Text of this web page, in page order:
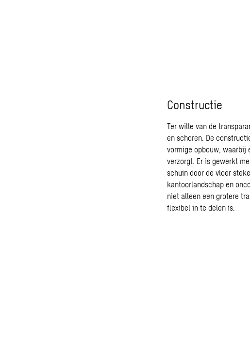
Constructie
Ter wille van de
en schoren. De
vormige opbouw, waarbij
verzorgt. Er is gewerkt
schuin door de vloer
kantoorlandschap en
niet alleen een grotere
flexibel in te delen is.